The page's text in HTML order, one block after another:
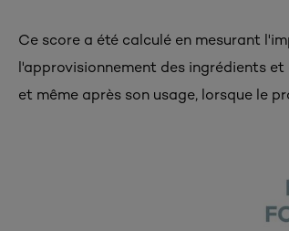
Ce score a été calculé en mesurant
l'approvisionnement des ingrédients
et même après son usage, lorsque le